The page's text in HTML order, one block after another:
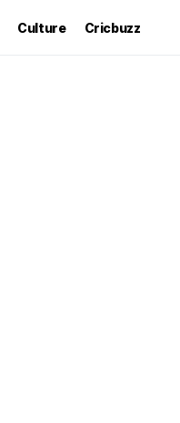
Culture Cricbuzz